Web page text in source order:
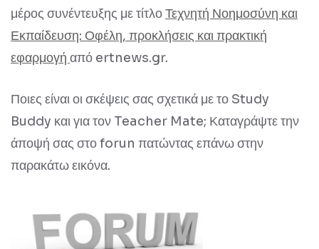
μέρος συνέντευξης με τίτλοΤεχνητή Νοημοσύνη και
Εκπαίδευση: Οφέλη, προκλήσεις και πρακτική
εφαρμογή από ertnews.gr.
Ποιες είναι οι σκέψεις σας σχετικά με το Study
Buddy και για τον Teacher Mate; Καταγράψτε την
άποψή σας στο forun πατώντας επάνω στην
παρακάτω εικόνα.